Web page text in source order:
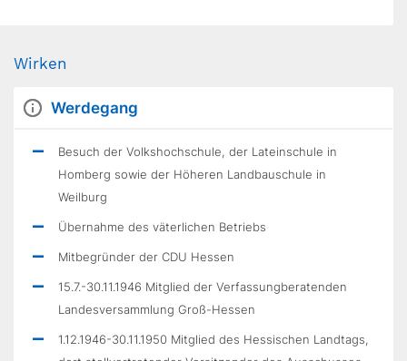
Wirken
Werdegang
Besuch der Volkshochschule, der Lateinschule in
Homberg sowie der Höheren Landbauschule in
Weilburg
Übernahme des väterlichen Betriebs
Mitbegründer der CDU Hessen
15.7.-30.11.1946 Mitglied der Verfassungberatenden
Landesversammlung Groß-Hessen
1.12.1946-30.11.1950 Mitglied des Hessischen Landtags,